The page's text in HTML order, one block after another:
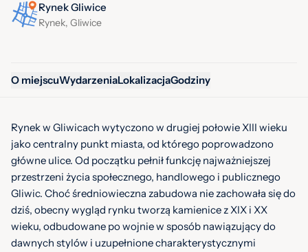
Rynek Gliwice
Rynek, Gliwice
O miejscuWydarzeniaLokalizacjaGodziny
Rynek w Gliwicach wytyczono w drugiej połowie XIII wieku
jako centralny punkt miasta, od którego poprowadzono
główne ulice. Od początku pełnił funkcję najważniejszej
przestrzeni życia społecznego, handlowego i publicznego
Gliwic. Choć średniowieczna zabudowa nie zachowała się do
dziś, obecny wygląd rynku tworzą kamienice z XIX i XX
wieku, odbudowane po wojnie w sposób nawiązujący do
dawnych stylów i uzupełnione charakterystycznymi